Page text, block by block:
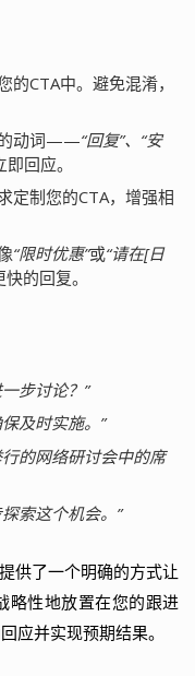
CTA中。避免混淆，
的动词——“回复”、“安
回应。
定制您的CTA，增强相
“限时优惠”或“请在[日
的回复。
步讨论？”
及时实施。”
的网络研讨会中的席
索这个机会。”
供了一个明确的方式让
略性地放置在您的跟进
应并实现预期结果。